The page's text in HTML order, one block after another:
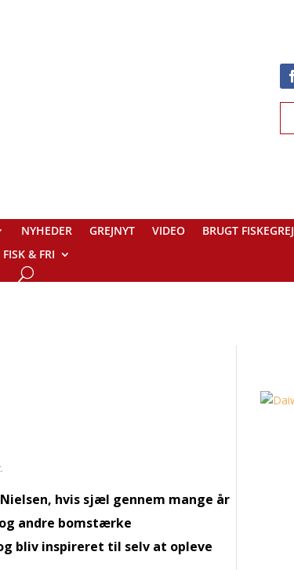
NYHEDER GREJNYT VIDEO BRUGT FISKEGREJ
& FRI
hvis sjæl gennem mange år
andre bomstærke
bliv inspireret til selv at opleve